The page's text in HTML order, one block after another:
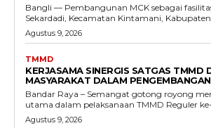
Bangli — Pembangunan MCK sebagai
Sekardadi, Kecamatan Kintamani, Kabupaten
Agustus 9, 2026
TMMD
KERJASAMA SINERGIS SATGAS TMMD
MASYARAKAT DALAM
Bandar Raya – Semangat gotong royong
utama dalam pelaksanaan TMMD Reguler ke-
Agustus 9, 2026